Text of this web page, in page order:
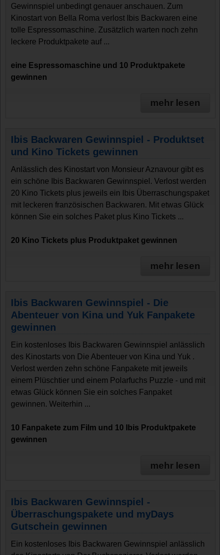
Gewinnspiel unbedingt genauer anschauen. Zum
Kinostart von Bella Roma verlost Ibis Backwaren eine
tolle Espressomaschine. Zusätzlich warten noch zehn
leckere Produktpakete auf ...
eine Espressomaschine und 10 Produktpakete
gewinnen
mehr lesen
Ibis Backwaren Gewinnspiel - Produktset
und Kino Tickets gewinnen
Anlässlich des Kinostart von Monsieur Aznavour gibt es
ein schöne Ibis Backwaren Gewinnspiel. Verlost werden
20 Kino Tickets plus jeweils ein Ibis Überraschungspaket
mit leckeren französischen Backwaren. Mit etwas Glück
können Sie ein solches Paket plus Kino Tickets ...
20 Kino Tickets plus Produktpaket gewinnen
mehr lesen
Ibis Backwaren Gewinnspiel - Die
Abenteuer von Kina und Yuk Fanpakete
gewinnen
Ein kostenloses Ibis Backwaren Gewinnspiel anlässlich
des Kinostarts von Die Abenteuer von Kina und Yuk .
Verlost werden zehn schöne Fanpakete mit jeweils
einem Plüschtier und einem Polarfuchs Puzzle - und mit
etwas Glück können Sie ein solches Fanpaket
gewinnen. Weiterhin ...
10 Fanpakete zum Film und 10 Ibis Produktpakete
gewinnen
mehr lesen
Ibis Backwaren Gewinnspiel -
Überraschungspakete und myDays
Gutschein gewinnen
Ein kostenloses Ibis Backwaren Gewinnspiel anlässlich